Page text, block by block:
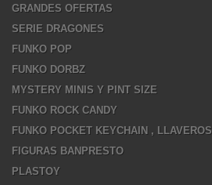
GRANDES OFERTAS
SERIE DRAGONES
FUNKO POP
FUNKO DORBZ
MYSTERY MINIS Y PINT SIZE
FUNKO ROCK CANDY
FUNKO POCKET KEYCHAIN , LLAVEROS
FIGURAS BANPRESTO
PLASTOY